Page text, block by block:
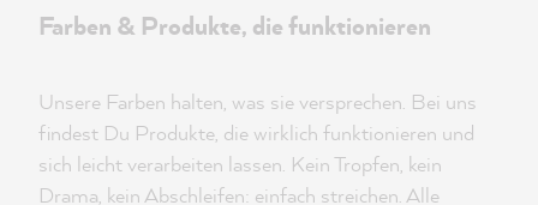
Farben & Produkte, die funktionieren
Unsere Farben halten, was sie versprechen. Bei uns
findest Du Produkte, die wirklich funktionieren und
sich leicht verarbeiten lassen. Kein Tropfen, kein
Drama, kein Abschleifen: einfach streichen. Alle